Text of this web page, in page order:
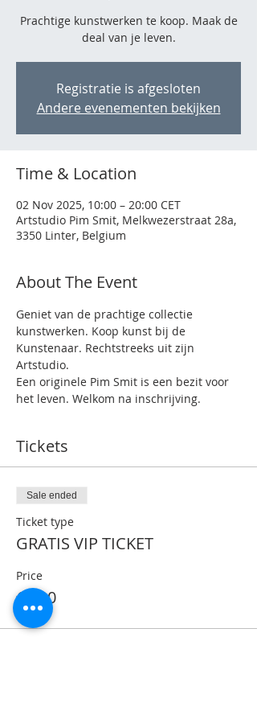
Prachtige kunstwerken te koop. Maak de
deal van je leven.
Registratie is afgesloten
Andere evenementen bekijken
Time & Location
02 Nov 2025, 10:00 – 20:00 CET
Artstudio Pim Smit, Melkwezerstraat 28a,
3350 Linter, Belgium
About The Event
Geniet van de prachtige collectie
kunstwerken. Koop kunst bij de
Kunstenaar. Rechtstreeks uit zijn
Artstudio.
Een originele Pim Smit is een bezit voor
het leven. Welkom na inschrijving.
Tickets
Sale ended
Ticket type
GRATIS VIP TICKET
Price
€0.00